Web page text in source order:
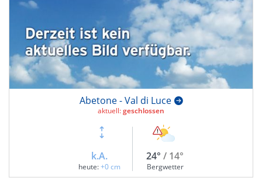
Abetone - Val di Luce
aktuell:geschlossen
k.A.
heute:+0 cm
24° / 14°
Bergwetter